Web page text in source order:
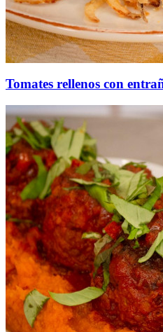
Tomates rellenos con